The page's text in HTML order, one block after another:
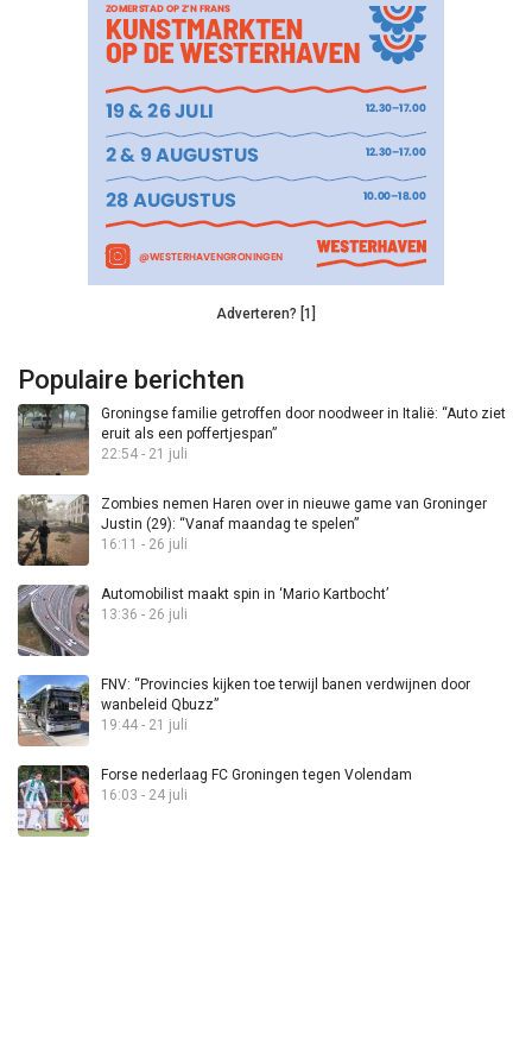
Adverteren? [1]
Populaire berichten
Groningse familie getroffen door noodweer in Italië: “Auto ziet
eruit als een poffertjespan”
22:54 - 21 juli
Zombies nemen Haren over in nieuwe game van Groninger
Justin (29): “Vanaf maandag te spelen”
16:11 - 26 juli
Automobilist maakt spin in ‘Mario Kartbocht’
13:36 - 26 juli
FNV: “Provincies kijken toe terwijl banen verdwijnen door
wanbeleid Qbuzz”
19:44 - 21 juli
Forse nederlaag FC Groningen tegen Volendam
16:03 - 24 juli